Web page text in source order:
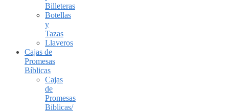
Billeteras
Botellas
y
Tazas
Llaveros
Cajas de
Promesas
Bíblicas
Cajas
de
Promesas
Biblicas/